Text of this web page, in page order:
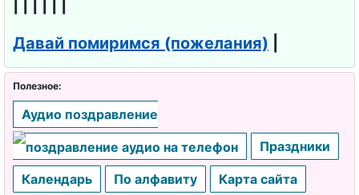
День
День
космонавти
ки
ролла
Давай помиримся (пожелания)
Полезное:
Аудио поздравление
Праздники
Календарь По алфавиту
Карта сайта